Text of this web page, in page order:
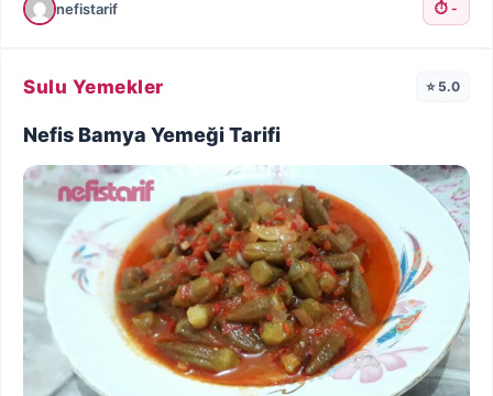
nefistarif ⏱️ -
Sulu Yemekler ⭐ 5.0
Nefis Bamya Yemeği Tarifi